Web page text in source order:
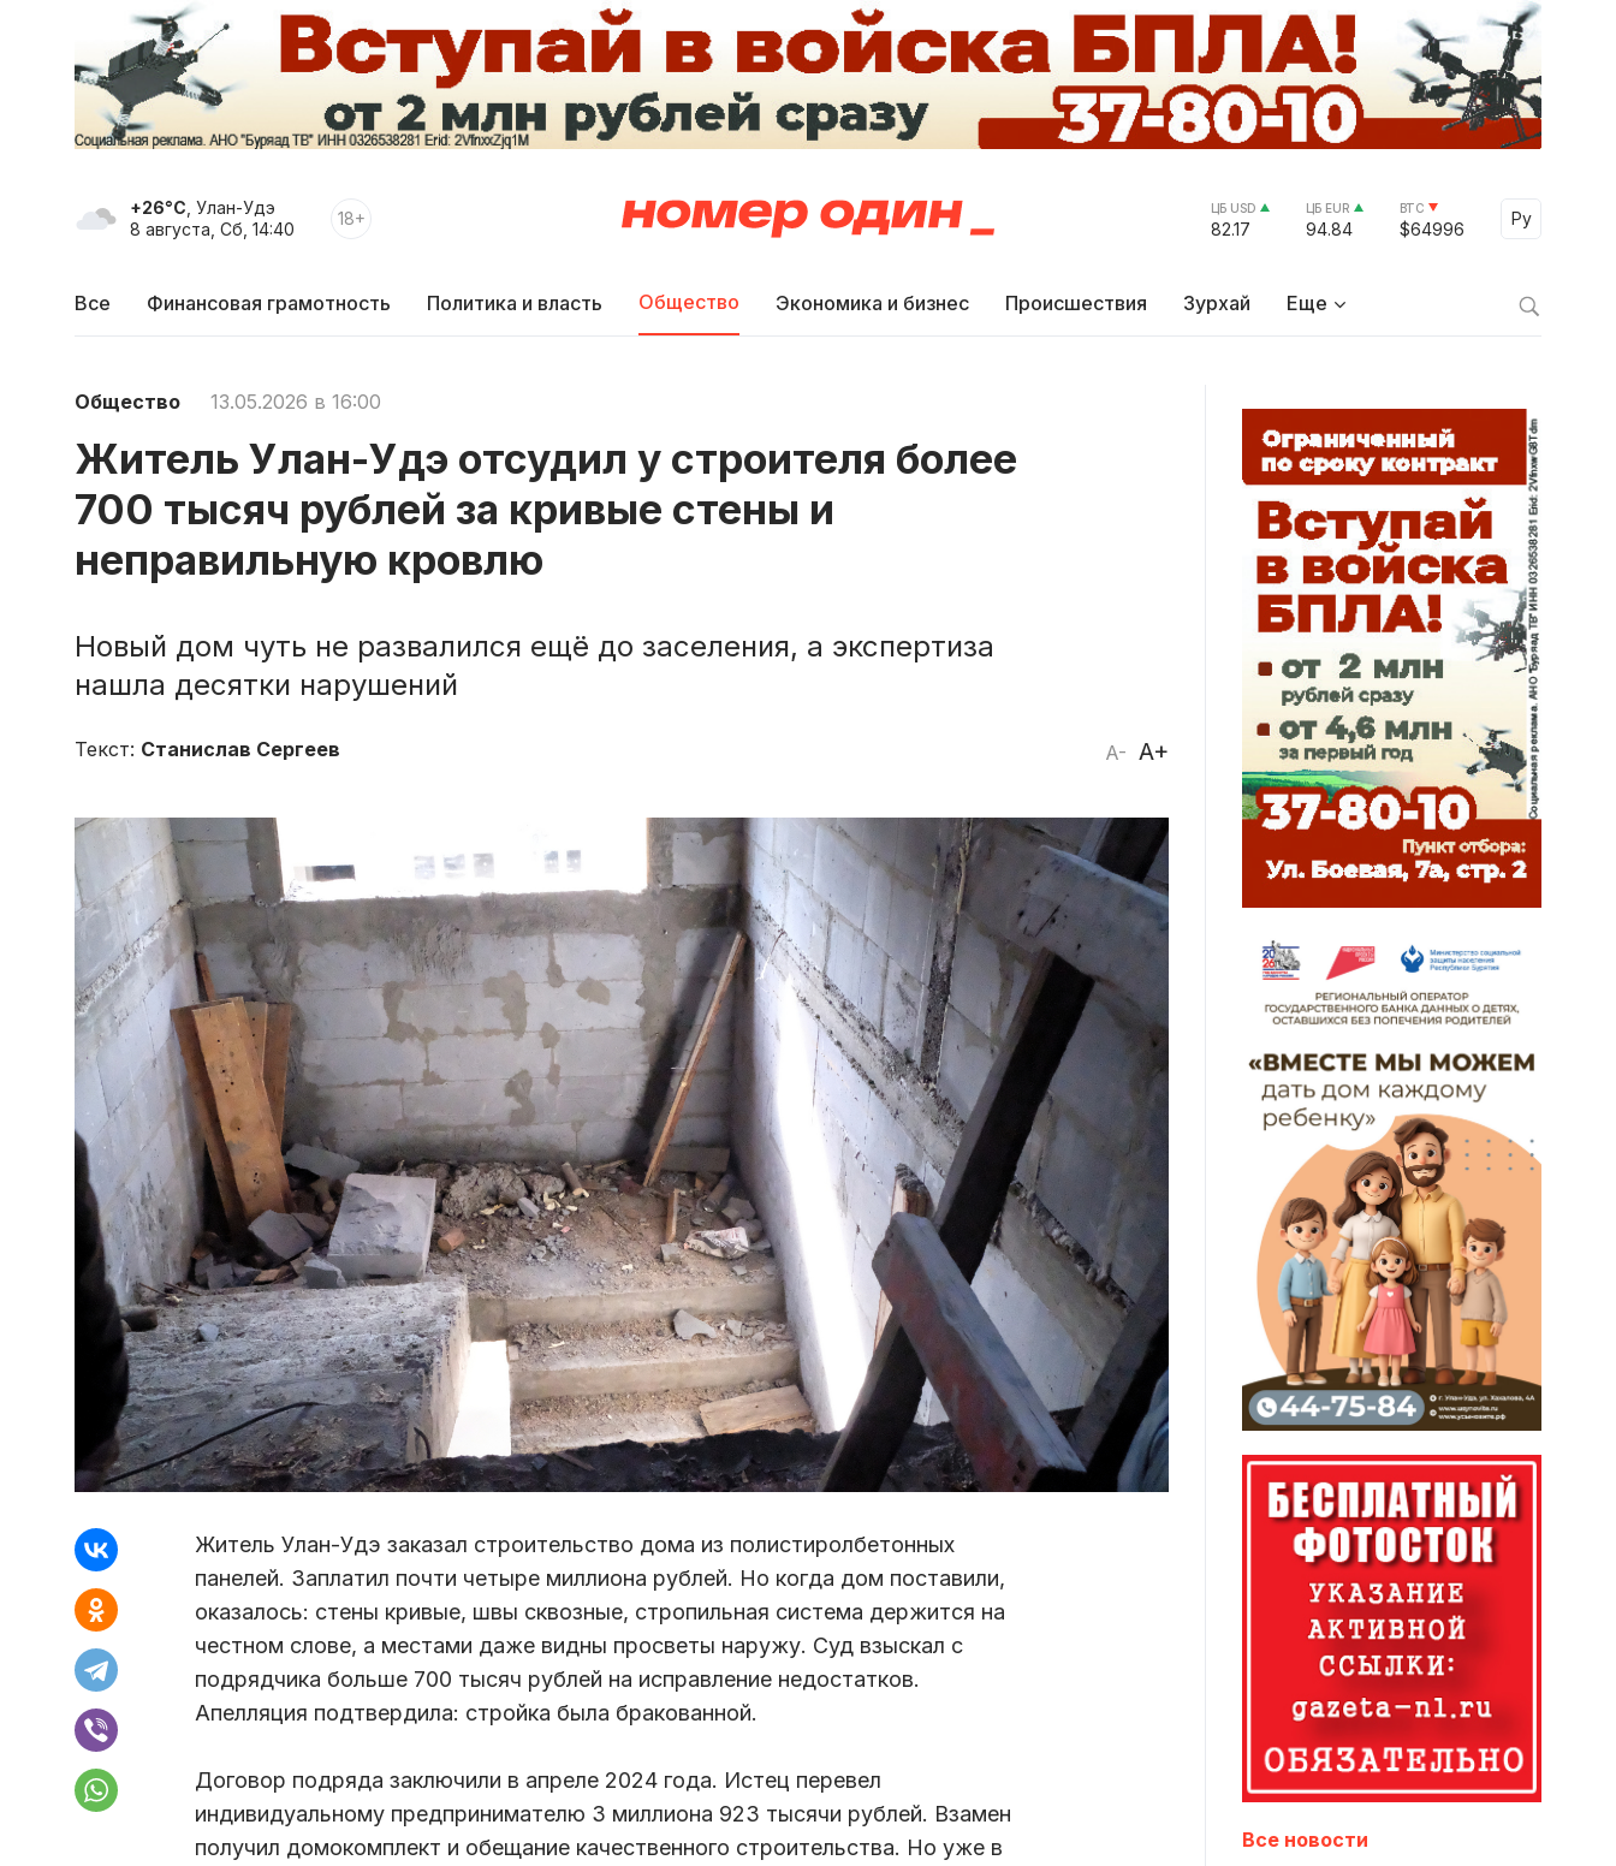
+26°C , Улан-Удэ
8 августа, Сб, 14:40
18+ ЦБ USD
82.17
ЦБ EUR
94.84
BTC
$64996
Ру
Select
Все Финансовая грамотность Политика и власть Общество Экономика и бизнес Происшествия Зурхай Еще
Общество 13.05.2026 в 16:00
Житель Улан-Удэ отсудил у строителя более
700 тысяч рублей за кривые стены и
неправильную кровлю
Новый дом чуть не развалился ещё до заселения, а экспертиза
нашла десятки нарушений
A- A+
Текст: Станислав Сергеев
Житель Улан-Удэ заказал строительство дома из полистиролбетонных
панелей. Заплатил почти четыре миллиона рублей. Но когда дом поставили,
оказалось: стены кривые, швы сквозные, стропильная система держится на
честном слове, а местами даже видны просветы наружу. Суд взыскал с
подрядчика больше 700 тысяч рублей на исправление недостатков.
Апелляция подтвердила: стройка была бракованной.
Договор подряда заключили в апреле 2024 года. Истец перевел
индивидуальному предпринимателю 3 миллиона 923 тысячи рублей. Взамен
получил домокомплект и обещание качественного строительства. Но уже в
Все новости